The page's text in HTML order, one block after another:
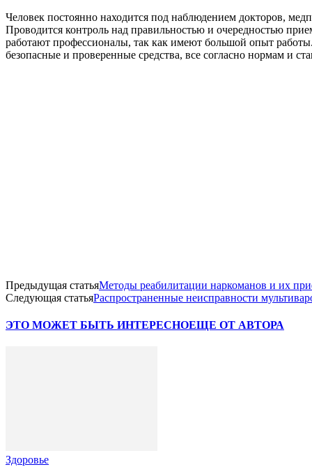
Человек постоянно находится под наблюдением докторов,
Проводится контроль над правильностью и очередностью
работают профессионалы, так как имеют большой опыт
безопасные и проверенные средства, все согласно нормам и
Предыдущая статьяМетоды реабилитации наркоманов и их
Следующая статьяРаспространенные неисправности
ЭТО МОЖЕТ БЫТЬ ИНТЕРЕСНОЕЩЕ ОТ АВТОРА
Здоровье